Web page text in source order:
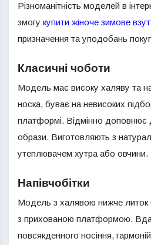
Різноманітність моделей в
змогу купити жіноче зимове
призначення та уподобань
Класичні чоботи
Модель має високу халяву та
носка, буває на невисоких
платформі. Відмінно доповнює
образи. Виготовляють з
утеплювачем хутра або овчини.
Напівчобітки
Модель з халявою нижче литок
з прихованою платформою.
повсякденного носіння,